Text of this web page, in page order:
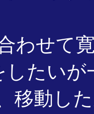
わせて
したい
移動し